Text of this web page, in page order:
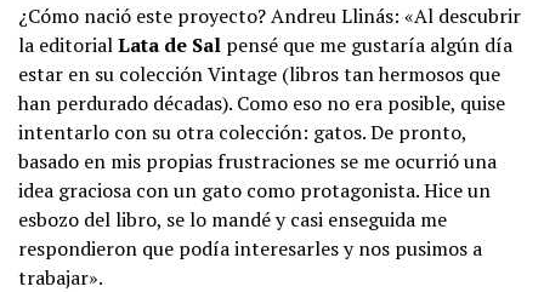
¿Cómo nació este proyecto? Andreu Llinás: «Al descubrir
la editorialLata de Sal pensé que me gustaría algún día
estar en su colección Vintage (libros tan hermosos que
han perdurado décadas). Como eso no era posible, quise
intentarlo con su otra colección: gatos. De pronto,
basado en mis propias frustraciones se me ocurrió una
idea graciosa con un gato como protagonista. Hice un
esbozo del libro, se lo mandé y casi enseguida me
respondieron que podía interesarles y nos pusimos a
trabajar».